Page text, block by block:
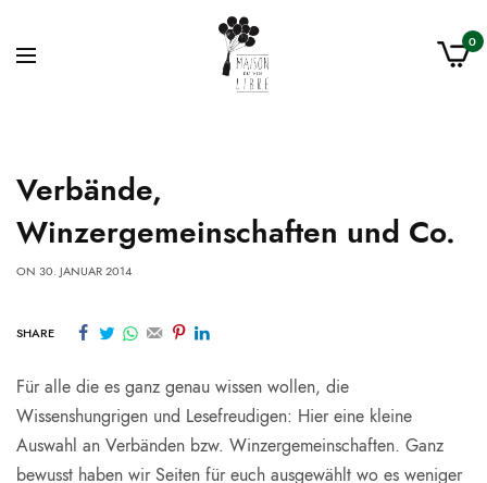
0
Verbände,
Winzergemeinschaften und Co.
ON 30. JANUAR 2014
SHARE
Für alle die es ganz genau wissen wollen, die
Wissenshungrigen und Lesefreudigen: Hier eine kleine
Auswahl an Verbänden bzw. Winzergemeinschaften. Ganz
bewusst haben wir Seiten für euch ausgewählt wo es weniger